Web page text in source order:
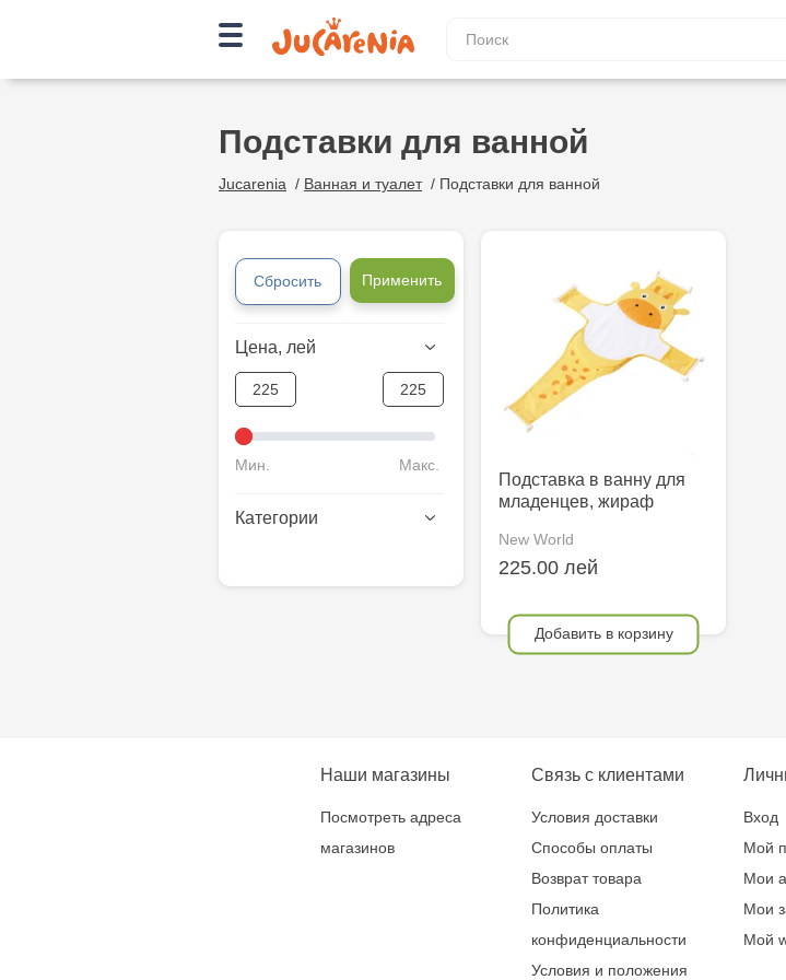
Подставки для ванной
Jucarenia / Ванная и туалет/ Подставки для ванной
Сбросить Применить
Цена, лей
Мин. Макс.
Категории
Подставка в ванну для
младенцев, жираф
New World
225.00 лей
Добавить в корзину
Наши магазины
Посмотреть адреса
магазинов
Связь с клиентами
Условия доставки
Способы оплаты
Возврат товара
Политика
конфиденциальности
Условия и положения
Вход
Мой
Мои
Мои
Мой